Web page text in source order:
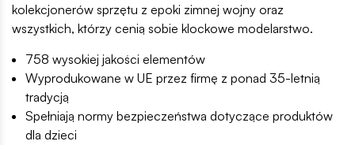
kolekcjonerów sprzętu z epoki zimnej wojny oraz
wszystkich, którzy cenią sobie klockowe modelarstwo.
758 wysokiej jakości elementów
Wyprodukowane w UE przez firmę z ponad 35-letnią
tradycją
Spełniają normy bezpieczeństwa dotyczące produktów
dla dzieci